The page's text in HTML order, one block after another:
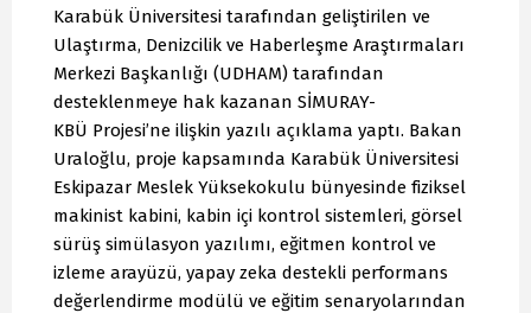
Karabük Üniversitesi tarafından geliştirilen ve
Ulaştırma, Denizcilik ve Haberleşme Araştırmaları
Merkezi Başkanlığı (UDHAM) tarafından
desteklenmeye hak kazanan SİMURAY-
KBÜ Projesi’ne ilişkin yazılı açıklama yaptı. Bakan
Uraloğlu, proje kapsamında Karabük Üniversitesi
Eskipazar Meslek Yüksekokulu bünyesinde fiziksel
makinist kabini, kabin içi kontrol sistemleri, görsel
sürüş simülasyon yazılımı, eğitmen kontrol ve
izleme arayüzü, yapay zeka destekli performans
değerlendirme modülü ve eğitim senaryolarından